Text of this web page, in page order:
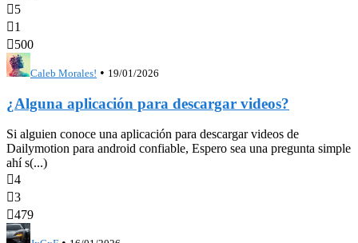
5
1
500
Caleb Morales! • 19/01/2026
¿Alguna aplicación para descargar videos?
Si alguien conoce una aplicación para descargar videos de
Dailymotion para android confiable, Espero sea una pregunta simple
ahí s(...)
4
3
479